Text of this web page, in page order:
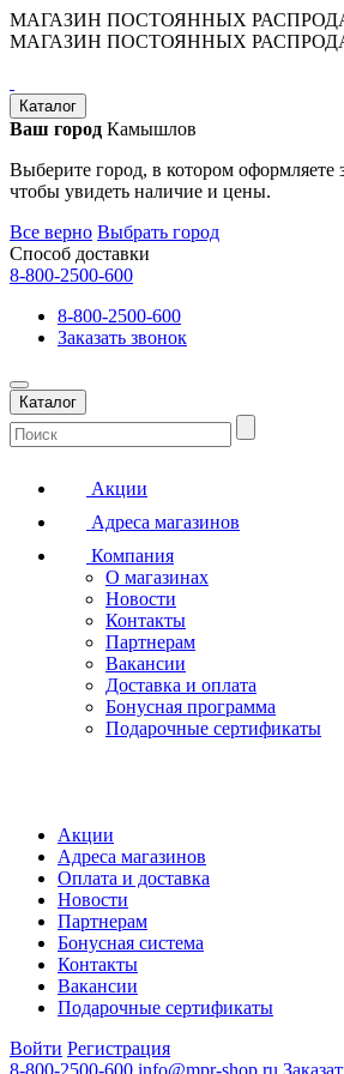
МАГАЗИН ПОСТОЯННЫХ
МАГАЗИН ПОСТОЯННЫХ
Каталог
Ваш город Камышлов
Выберите город, в котором оформляете
чтобы увидеть наличие и цены.
Все верно Выбрать город
Способ доставки
8-800-2500-600
8-800-2500-600
Заказать звонок
Каталог
Акции
Адреса магазинов
Компания
О магазинах
Новости
Контакты
Партнерам
Вакансии
Доставка и оплата
Бонусная программа
Подарочные сертификаты
Акции
Адреса магазинов
Оплата и доставка
Новости
Партнерам
Бонусная система
Контакты
Вакансии
Подарочные сертификаты
Войти Регистрация
8-800-2500-600 info@mpr-shop.ru